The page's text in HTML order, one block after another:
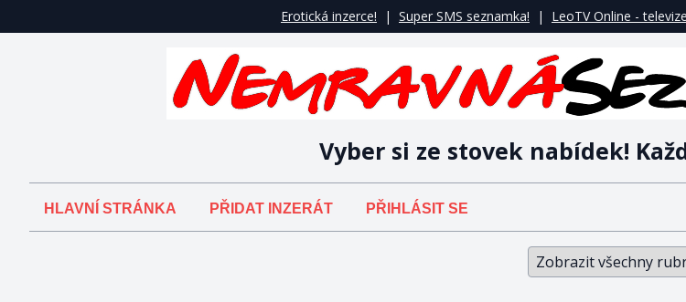
Erotická inzerce! | Super SMS seznamka! | LeoTV Online -
Vyber si ze stovek nabídek!
HLAVNÍ STRÁNKA PŘIDAT INZERÁT PŘIHLÁSIT SE